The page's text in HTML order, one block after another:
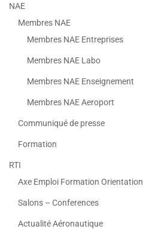
NAE
Membres NAE
Membres NAE Entreprises
Membres NAE Labo
Membres NAE Enseignement
Membres NAE Aeroport
Communiqué de presse
Formation
RTI
Axe Emploi Formation Orientation
Salons – Conferences
Actualité Aéronautique